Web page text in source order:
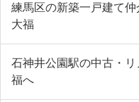
練馬区の新築一戸建て
大福
石神井公園駅の中古・
福へ